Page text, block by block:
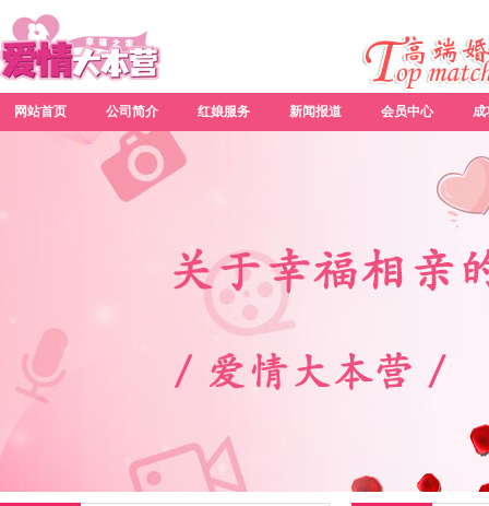
网站首页 公司简介 红娘服务 新闻报道 会员中心 成